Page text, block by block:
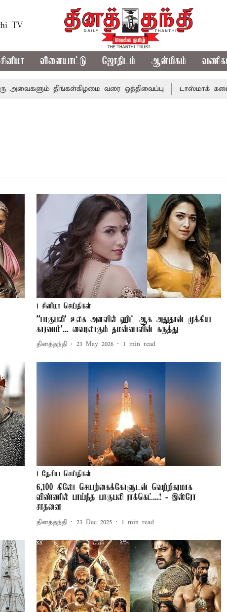
TV
சினிமா விளையாட்டு ஜோதிடம் ஆன்மிகம்
திங்கள்கிழமை வரை ஒத்திவைப்பு டாஸ்மாக்
சினிமா செய்திகள்
’'பாகுபலி' உலக அளவில் ஹிட் ஆக அதுதான் முக்கிய
காரணம்’... வைரலாகும் தமன்னாவின் கருத்து
தினத்தந்தி 23 May 2026 1 min read
தேசிய செய்திகள்
6,100 கிலோ செயற்கைக்கோளுடன் வெற்றிகரமாக
விண்ணில் பாய்ந்த பாகுபலி ராக்கெட்...! - இஸ்ரோ
சாதனை
தினத்தந்தி 23 Dec 2025 1 min read